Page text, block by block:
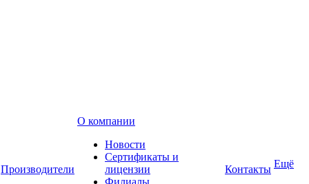
Производители
О компании
Новости
Сертификаты и
лицензии
Филиалы
Контакты Ещё